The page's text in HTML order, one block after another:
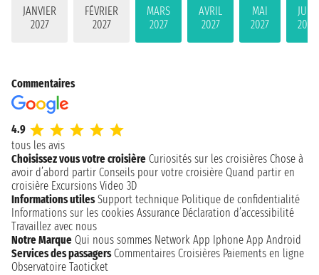
JANVIER
2027
FÉVRIER
2027
MARS
2027
AVRIL
2027
MAI
2027
JUIN
2027
Commentaires
4.9
tous les avis
Choisissez vous votre croisière Curiosités sur les croisières Chose à
avoir d’abord partir Conseils pour votre croisière Quand partir en
croisière Excursions Video 3D
Informations utiles Support technique Politique de confidentialité
Informations sur les cookies Assurance Déclaration d’accessibilité
Travaillez avec nous
Notre Marque Qui nous sommes Network App Iphone App Android
Services des passagers Commentaires Croisières Paiements en ligne
Observatoire Taoticket